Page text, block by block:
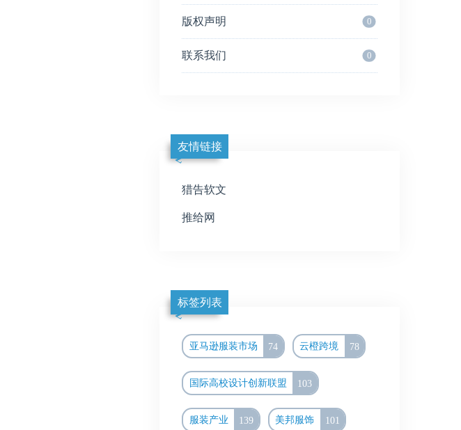
版权声明 0
联系我们 0
友情链接
猎告软文
推给网
标签列表
亚马逊服装市场 74 云橙跨境 78
国际高校设计创新联盟 103
服装产业 139 美邦服饰 101